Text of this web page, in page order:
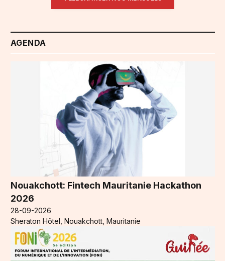
AGENDA
Nouakchott: Fintech Mauritanie Hackathon
2026
28-09-2026
Sheraton Hôtel, Nouakchott, Mauritanie